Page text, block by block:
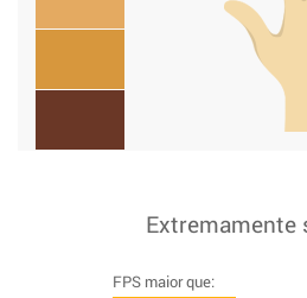
Extremamente
FPS maior que: